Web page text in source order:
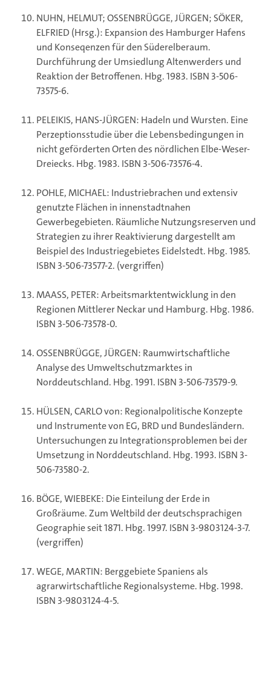
NUHN, HELMUT; OSSENBRÜGGE, JÜRGEN; SÖKER,
ELFRIED (Hrsg.): Expansion des Hamburger Hafens
und Konseqenzen für den Süderelberaum.
Durchführung der Umsiedlung Altenwerders und
Reaktion der Betroffenen. Hbg. 1983. ISBN 3-506-
73575-6.
PELEIKIS, HANS-JÜRGEN: Hadeln und Wursten. Eine
Perzeptionsstudie über die Lebensbedingungen in
nicht geförderten Orten des nördlichen Elbe-Weser-
Dreiecks. Hbg. 1983. ISBN 3-506-73576-4.
POHLE, MICHAEL: Industriebrachen und extensiv
genutzte Flächen in innenstadtnahen
Gewerbegebieten. Räumliche Nutzungsreserven und
Strategien zu ihrer Reaktivierung dargestellt am
Beispiel des Industriegebietes Eidelstedt. Hbg. 1985.
ISBN 3-506-73577-2. (vergriffen)
MAASS, PETER: Arbeitsmarktentwicklung in den
Regionen Mittlerer Neckar und Hamburg. Hbg. 1986.
ISBN 3-506-73578-0.
OSSENBRÜGGE, JÜRGEN: Raumwirtschaftliche
Analyse des Umweltschutzmarktes in
Norddeutschland. Hbg. 1991. ISBN 3-506-73579-9.
HÜLSEN, CARLO von: Regionalpolitische Konzepte
und Instrumente von EG, BRD und Bundesländern.
Untersuchungen zu Integrationsproblemen bei der
Umsetzung in Norddeutschland. Hbg. 1993. ISBN 3-
506-73580-2.
BÖGE, WIEBEKE: Die Einteilung der Erde in
Großräume. Zum Weltbild der deutschsprachigen
Geographie seit 1871. Hbg. 1997. ISBN 3-9803124-3-7.
(vergriffen)
WEGE, MARTIN: Berggebiete Spaniens als
agrarwirtschaftliche Regionalsysteme. Hbg. 1998.
ISBN 3-9803124-4-5.